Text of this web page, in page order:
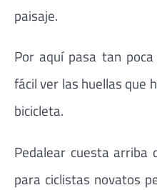
paisaje.
Por aquí pasa tan
fácil ver las huellas que
bicicleta.
Pedalear cuesta arriba
para ciclistas novatos